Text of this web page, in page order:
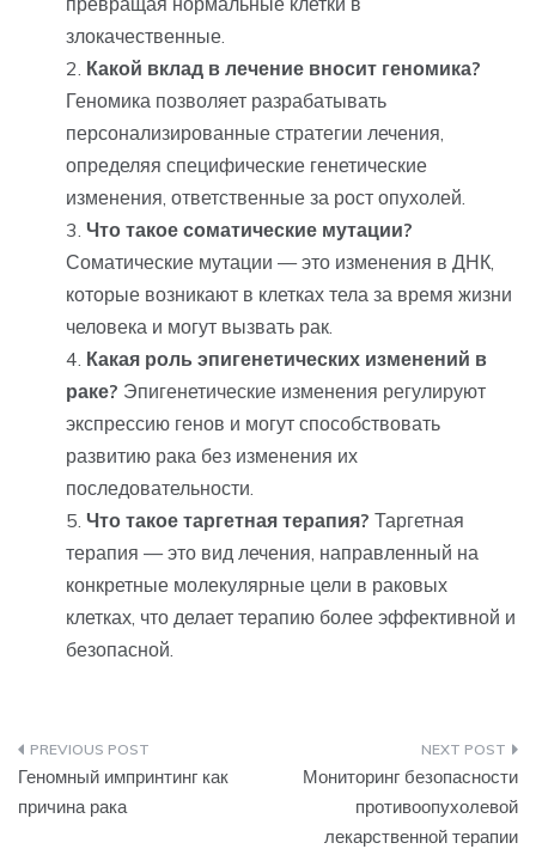
злокачественные.
Какой вклад в лечение вносит геномика?
Геномика позволяет разрабатывать
персонализированные стратегии лечения,
определяя специфические генетические
изменения, ответственные за рост опухолей.
Что такое соматические мутации?
Соматические мутации — это изменения в ДНК,
которые возникают в клетках тела за время жизни
человека и могут вызвать рак.
Какая роль эпигенетических изменений в
раке? Эпигенетические изменения регулируют
экспрессию генов и могут способствовать
развитию рака без изменения их
последовательности.
Что такое таргетная терапия? Таргетная
терапия — это вид лечения, направленный на
конкретные молекулярные цели в раковых
клетках, что делает терапию более эффективной и
безопасной.
Навигация
по
Геномный импринтинг как
причина рака
Мониторинг безопасности
противоопухолевой
лекарственной терапии